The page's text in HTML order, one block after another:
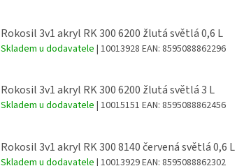
Rokosil 3v1 akryl RK 300 6200 žlutá světlá 0,6 L
Skladem u dodavatele | 10013928 EAN: 8595088862296
Rokosil 3v1 akryl RK 300 6200 žlutá světlá 3 L
Skladem u dodavatele | 10015151 EAN: 8595088862456
Rokosil 3v1 akryl RK 300 8140 červená světlá 0,6 L
Skladem u dodavatele | 10013929EAN: 8595088862302